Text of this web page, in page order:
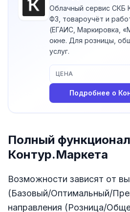
Облачный сервис СКБ
ФЗ, товароучёт и
(ЕГАИС, Маркировка,
окне. Для розницы,
услуг.
Подробнее о
ЦЕНА
Полный функционал
Контур.Маркета
Возможности зависят от
(Базовый/Оптимальный/
направления (Розница/